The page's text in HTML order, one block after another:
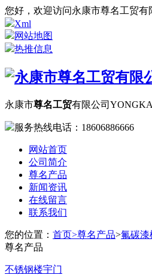
您好，欢迎访问永康市尊名工贸有
Xml
网站地图
热推信息
永康市尊名工贸有限公司
服务热线电话： 18606886666
网站首页
公司简介
尊名产品
新闻资讯
在线留言
联系我们
您的位置： 首页>尊名产品>氟碳漆
尊名产品
不锈钢楼宇门